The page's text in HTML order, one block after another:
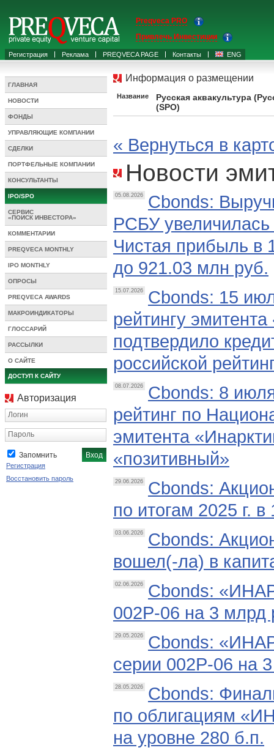
Регистрация Реклама PREQVECA PAGE Контакты ENG
Preqveca PRO
Привлечь Инвестиции
ГЛАВНАЯ
НОВОСТИ
ФОНДЫ
УПРАВЛЯЮЩИЕ КОМПАНИИ
СДЕЛКИ
ПОРТФЕЛЬНЫЕ КОМПАНИИ
КОНСУЛЬТАНТЫ
IPO/SPO
СЕРВИС
«ПОИСК ИНВЕСТОРА»
КОММЕНТАРИИ
PREQVECA MONTHLY
IPO MONTHLY
ОПРОСЫ
PREQVECA AWARDS
МАКРОИНДИКАТОРЫ
ГЛОССАРИЙ
РАССЫЛКИ
О САЙТЕ
ДОСТУП К САЙТУ
Авторизация
Логин
Пароль
Запомнить
Регистрация
Восстановить пароль
Информация о размещении
Название
Русская аквакультура
(SPO)
« Вернуться в
Новости
05.08.2026
Cbonds:
РСБУ
Чистая прибыль в
до 921.03 млн руб.
15.07.2026
Cbonds: 15
рейтингу
подтвердило
российской
08.07.2026
Cbonds: 8
рейтинг по
эмитента
«позитивный»
29.06.2026
Cbonds:
по итогам 2025 г.
03.06.2026
Cbonds:
вошел(-ла) в
02.06.2026
Cbonds:
002Р-06 на 3 млрд
29.05.2026
Cbonds:
серии 002Р-06 на
28.05.2026
Cbonds:
по облигациям
на уровне 280 б.п.